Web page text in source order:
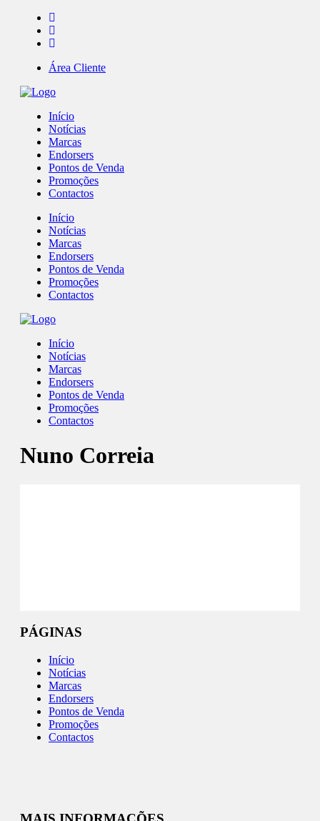
Área Cliente
Início
Notícias
Marcas
Endorsers
Pontos de Venda
Promoções
Contactos
Início
Notícias
Marcas
Endorsers
Pontos de Venda
Promoções
Contactos
Início
Notícias
Marcas
Endorsers
Pontos de Venda
Promoções
Contactos
Nuno Correia
PÁGINAS
Início
Notícias
Marcas
Endorsers
Pontos de Venda
Promoções
Contactos